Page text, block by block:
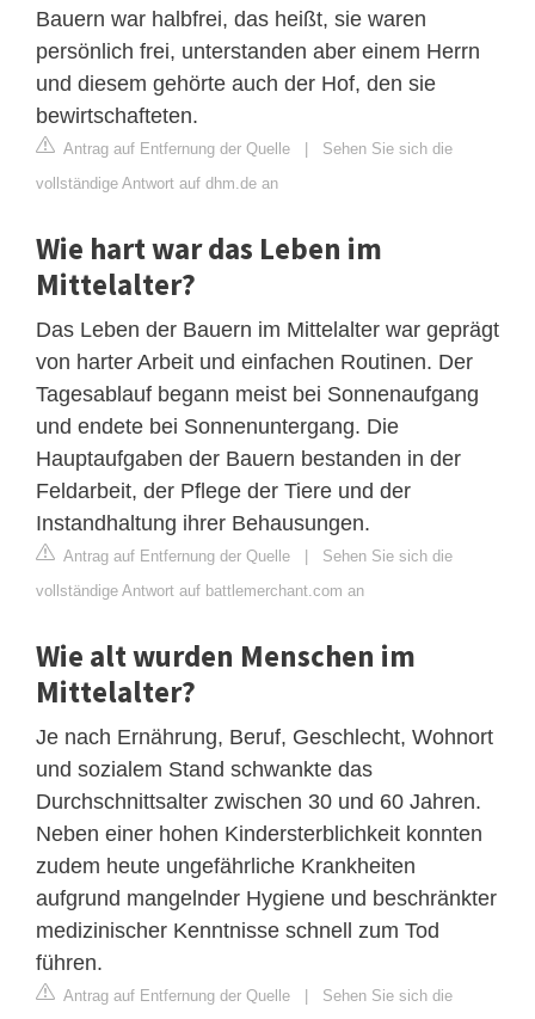
Bauern war halbfrei, das heißt, sie waren
persönlich frei, unterstanden aber einem Herrn
und diesem gehörte auch der Hof, den sie
bewirtschafteten.
Antrag auf Entfernung der Quelle | Sehen Sie sich die
vollständige Antwort auf dhm.de an
Wie hart war das Leben im
Mittelalter?
Das Leben der Bauern im Mittelalter war geprägt
von harter Arbeit und einfachen Routinen. Der
Tagesablauf begann meist bei Sonnenaufgang
und endete bei Sonnenuntergang. Die
Hauptaufgaben der Bauern bestanden in der
Feldarbeit, der Pflege der Tiere und der
Instandhaltung ihrer Behausungen.
Antrag auf Entfernung der Quelle | Sehen Sie sich die
vollständige Antwort auf battlemerchant.com an
Wie alt wurden Menschen im
Mittelalter?
Je nach Ernährung, Beruf, Geschlecht, Wohnort
und sozialem Stand schwankte das
Durchschnittsalter zwischen 30 und 60 Jahren.
Neben einer hohen Kindersterblichkeit konnten
zudem heute ungefährliche Krankheiten
aufgrund mangelnder Hygiene und beschränkter
medizinischer Kenntnisse schnell zum Tod
führen.
Antrag auf Entfernung der Quelle | Sehen Sie sich die